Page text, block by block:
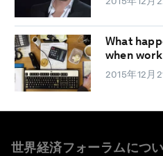
What
when
2015年12月
世界経済フォーラムにつ